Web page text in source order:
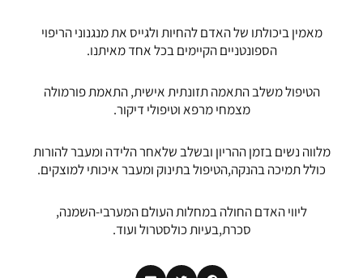
מאמין ביכולתו של האדם להחיות ולגייס את מנגנוני הריפוי
הספונטניים הקיימים בכל אחד מאיתנו.
הטיפול משלב התאמה תזונתית אישית, התאמת פורמולה
מצמחי מרפא וטיפולי דיקור.
מלווה נשים בזמן ההריון ובשלב שלאחר הלידה ומעבר להורות
כולל תמיכה בהנקה,הטיפול בתינוק ומעבר איכותי למוצקים.
ליווי האדם החולה במחלות העולם המערבי-השמנה,
סכרת,בעיות כולסטרול ועוד.